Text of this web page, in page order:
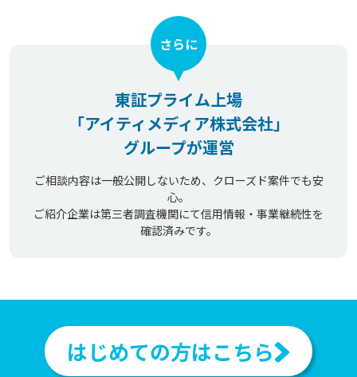
東証プライム上場
「アイティメディア株式会社」
グループが運営
さらに
ご相談内容は一般公開しないため、クローズド案件でも安
心。
ご紹介企業は第三者調査機関にて信用情報・事業継続性を
確認済みです。
はじめての方はこちら